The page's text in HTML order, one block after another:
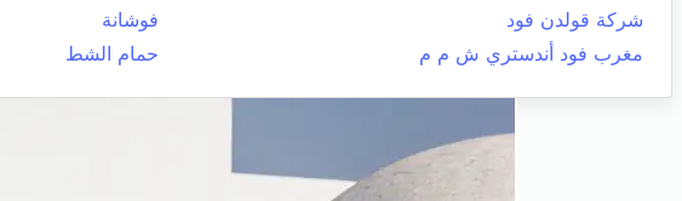
شركة قولدن فود
فوشانة
مغرب فود أندستري ش م م
حمام الشط